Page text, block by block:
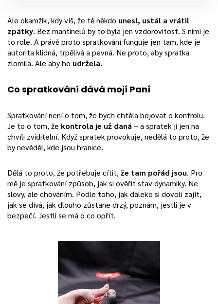
Ale okamžik, kdy víš, že tě někdo unesl, ustál a vrátil
zpátky. Bez mantinelů by to byla jen vzdorovitost. S nimi je
to role. A právě proto spratkování funguje jen tam, kde je
autorita klidná, trpělivá a pevná. Ne proto, aby spratka
zlomila. Ale aby ho udržela.
Co spratkování dává mojí Paní
Spratkování není o tom, že bych chtěla bojovat o kontrolu.
Je to o tom, že kontrola je už daná – a spratek ji jen na
chvíli zviditelní. Když spratek provokuje, nedělá to proto, že
by nevěděl, kde jsou hranice.
Dělá to proto, že potřebuje cítit, že tam pořád jsou. Pro
mě je spratkování způsob, jak si ověřit stav dynamiky. Ne
slovy, ale chováním. Podle toho, jak daleko si dovolí zajít,
jak se dívá, jak dlouho zůstane drzý, poznám, jestli je v
bezpečí. Jestli se má o co opřít.